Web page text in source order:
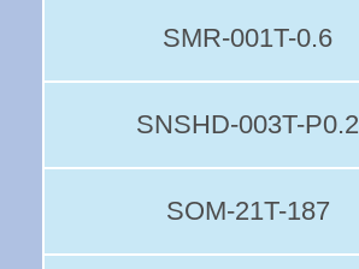
SMR-001T-0.6
SNSHD-003T-P0.2
SOM-21T-187